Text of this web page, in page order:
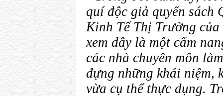
quí độc giả quyển sách
Kinh Tế Thị Trường
xem đây là một cẩm
các nhà chuyên môn
đựng những khái niệm,
vừa cụ thể thực dụng.